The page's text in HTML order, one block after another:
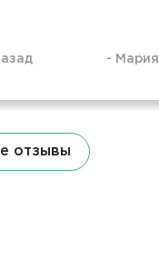
- Мария
отзывы